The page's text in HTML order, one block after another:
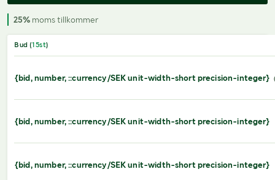
25% moms tillkommer
Bud (15st)
{bid, number, ::currency/SEK unit-width-short precision-integer}
{bid, number, ::currency/SEK unit-width-short precision-integer}
{bid, number, ::currency/SEK unit-width-short precision-integer}